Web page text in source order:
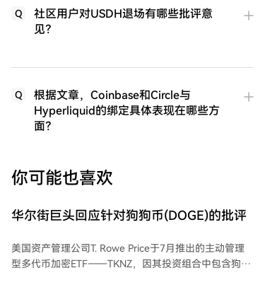
Q
社区用户对USDH退场有哪些批评意
见？
Q
根据文章，Coinbase和Circle与
Hyperliquid的绑定具体表现在哪些方
面？
你可能也喜欢
华尔街巨头回应针对狗狗币(DOGE)的批评
美国资产管理公司T. Rowe Price于7月推出的主动管理
型多代币加密ETF——TKNZ，因其投资组合中包含狗狗